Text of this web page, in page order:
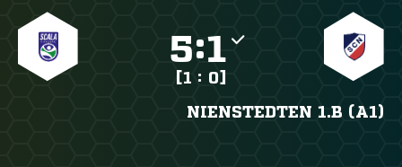
:
[1 : 0]
NIENSTEDTEN 1.B (A1)